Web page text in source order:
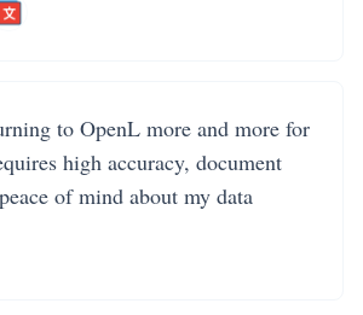
to OpenL more and more for
high accuracy, document
of mind about my data.